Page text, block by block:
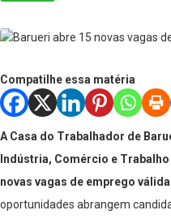
Compatilhe essa matéria
A Casa do Trabalhador de
Indústria, Comércio e
novas vagas de emprego
oportunidades abrangem